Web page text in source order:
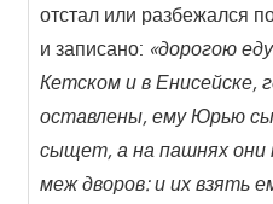
отстал или разбежался
и записано: «дорогою
Кетском и в Енисейске,
оставлены, ему Юрью
сыщет, а на пашнях они
меж дворов: и их взять